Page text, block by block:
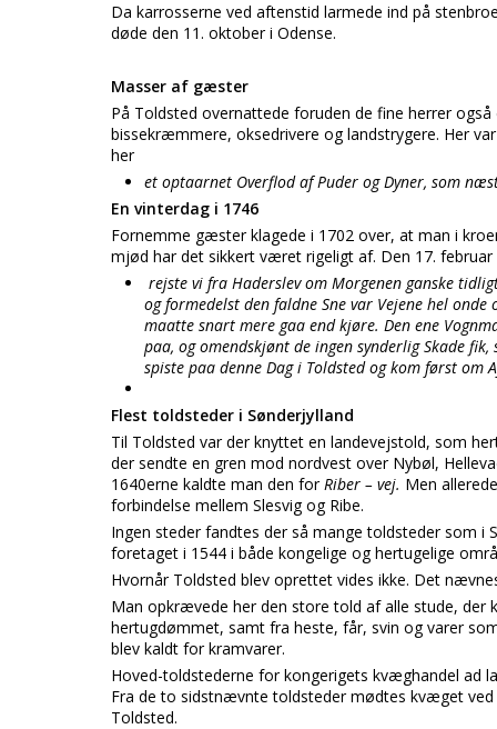
Da karrosserne ved aftenstid larmede ind på
døde den 11. oktober i Odense.
Masser af gæster
På Toldsted overnattede foruden de fine herrer
bissekræmmere, oksedrivere og landstrygere. Her
her
et optaarnet Overflod af Puder og Dyner, som
En vinterdag i 1746
Fornemme gæster klagede i 1702 over, at man i
mjød har det sikkert været rigeligt af. Den 17.
rejste vi fra Haderslev om Morgenen ganske
og formedelst den faldne Sne var Vejene hel
maatte snart mere gaa end kjøre. Den ene
paa, og omendskjønt de ingen synderlig Skade
spiste paa denne Dag i Toldsted og kom først om
Flest toldsteder i Sønderjylland
Til Toldsted var der knyttet en landevejstold, som
der sendte en gren mod nordvest over Nybøl,
1640erne kaldte man den forRiber – vej. Men
forbindelse mellem Slesvig og Ribe.
Ingen steder fandtes der så mange toldsteder som i
foretaget i 1544 i både kongelige og hertugelige
Hvornår Toldsted blev oprettet vides ikke. Det
Man opkrævede her den store told af alle stude,
hertugdømmet, samt fra heste, får, svin og varer
blev kaldt for kramvarer.
Hoved-toldstederne for kongerigets kvæghandel ad
Fra de to sidstnævnte toldsteder mødtes kvæget ved
Toldsted.